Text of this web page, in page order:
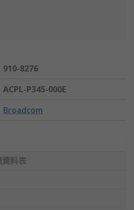
910-8276
ACPL-P345-000E
Broadcom
料表